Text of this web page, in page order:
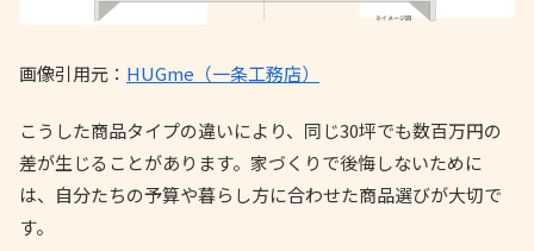
画像引用元： HUGme（一条工務店）
こうした商品タイプの違いにより、同じ30坪でも数百万円の
差が生じることがあります。家づくりで後悔しないために
は、自分たちの予算や暮らし方に合わせた商品選びが大切で
す。